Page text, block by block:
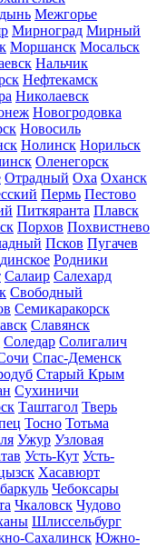
Межгорье
Мирноград Мирный
Моршанск Мосальск
Нальчик
Нефтекамск
Николаевск
Новогродовка
Новосиль
Нолинск Норильск
Оленегорск
Отрадный Оха Оханск
Пермь Пестово
Питкяранта Плавск
Порхов Похвистнево
Псков Пугачев
Родники
Салаир Салехард
Свободный
Семикаракорск
Славянск
Соледар Солигалич
Спас-Деменск
Старый Крым
Сухиничи
Таштагол Тверь
Тосно Тотьма
Ужур Узловая
Усть-Кут Усть-
Хасавюрт
Чебоксары
Чкаловск Чудово
Шлиссельбург
Сахалинск Южно-